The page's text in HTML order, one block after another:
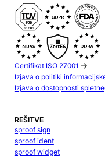
Certifikat ISO 27001
Izjava o politiki
Izjava o dostopnosti
REŠITVE
sproof sign
sproof ident
sproof widget